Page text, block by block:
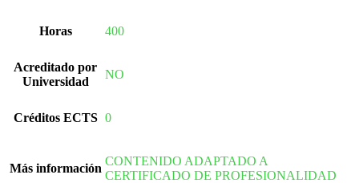
Horas 400
Acreditado por
Universidad
NO
Créditos ECTS 0
Más información
CONTENIDO ADAPTADO A
CERTIFICADO DE PROFESIONALIDAD